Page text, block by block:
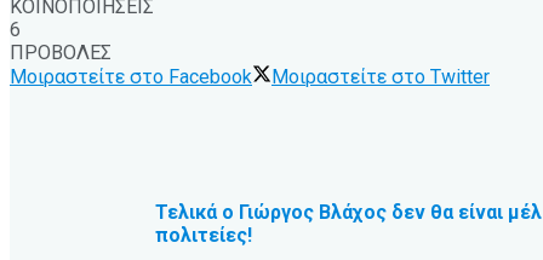
ΚΟΙΝΟΠΟΙΗΣΕΙΣ
6
ΠΡΟΒΟΛΕΣ
Μοιραστείτε στο Facebook
Μοιραστείτε στο Twitter
Τελικά ο Γιώργος Βλάχος δεν θα είναι
πολιτείες!